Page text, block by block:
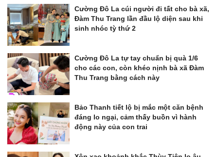
Cường Đô La cúi người đi tất cho bà xã,
Đàm Thu Trang lần đầu lộ diện sau khi
sinh nhóc tỳ thứ 2
Cường Đô La tự tay chuẩn bị quà 1/6
cho các con, còn khéo nịnh bà xã Đàm
Thu Trang bằng cách này
Bảo Thanh tiết lộ bị mắc một căn bệnh
đáng lo ngại, cảm thấy buồn vì hành
động này của con trai